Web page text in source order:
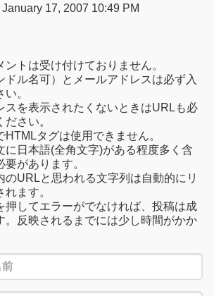
January 17, 2007 10:49 PM
ントは受け付けておりません。
ドル名可）とメールアドレスは必ず入
。
スを表示されたくないときはURLも必
さい。
HTMLタグは使用できません。
に日本語(全角文字)がある程度多く含
要があります。
のURLと思われる文字列は自動的にリ
ます。
押してエラーがでなければ、投稿は成
。反映されるまでには少し時間がかか